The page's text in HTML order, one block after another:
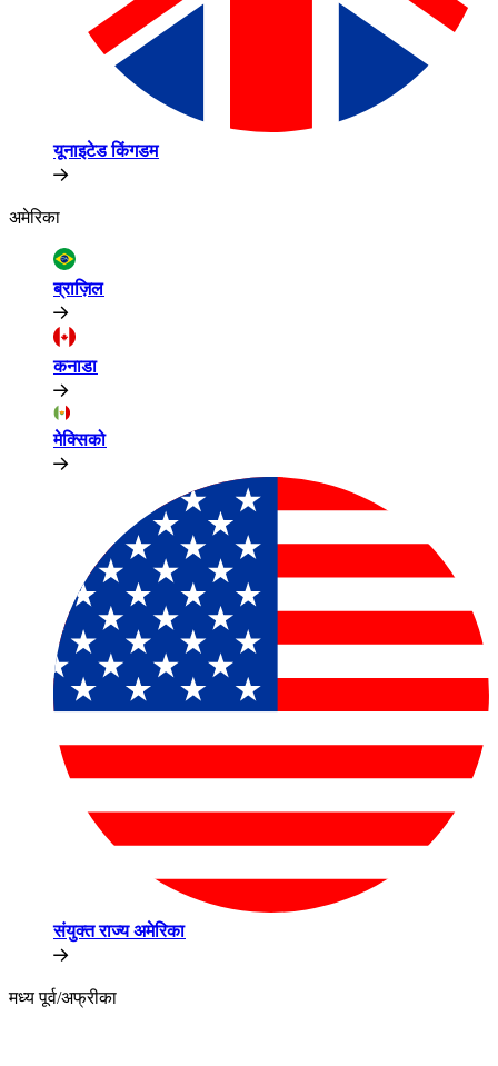
यूनाइटेड किंगडम​​
अमेरिका​​
ब्राज़िल​​
कनाडा​​
मेक्सिको​​
संयुक्त राज्य अमेरिका​​
मध्य पूर्व/अफ्रीका​​